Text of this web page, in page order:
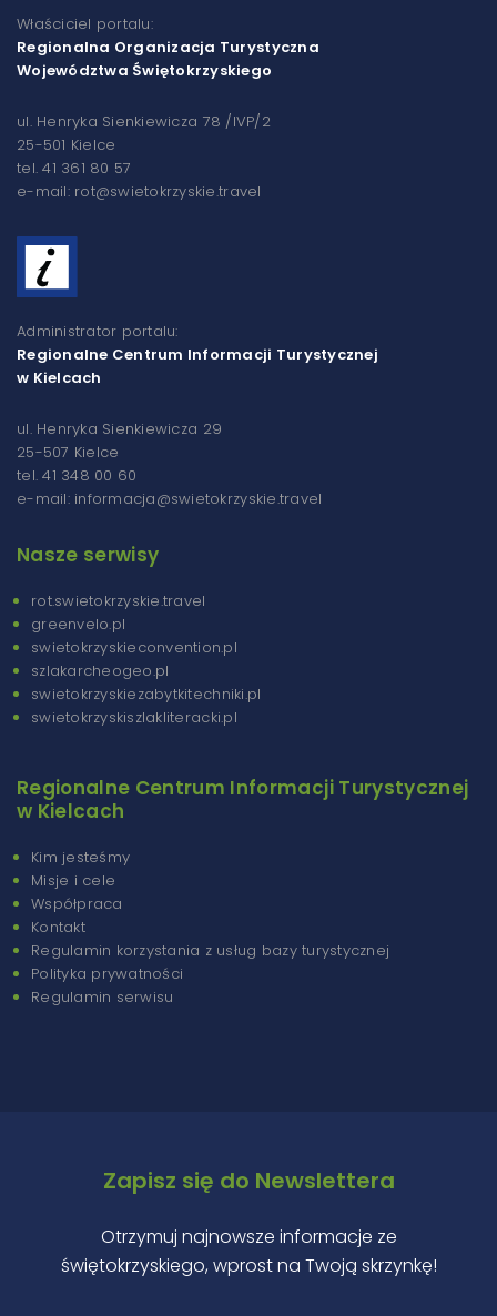
Właściciel portalu:
Regionalna Organizacja Turystyczna
Województwa Świętokrzyskiego
ul. Henryka Sienkiewicza 78 /IVP/2
25-501 Kielce
tel. 41 361 80 57
e-mail: rot@swietokrzyskie.travel
Administrator portalu:
Regionalne Centrum Informacji Turystycznej
w Kielcach
ul. Henryka Sienkiewicza 29
25-507 Kielce
tel. 41 348 00 60
e-mail: informacja@swietokrzyskie.travel
Nasze serwisy
rot.swietokrzyskie.travel
greenvelo.pl
swietokrzyskieconvention.pl
szlakarcheogeo.pl
swietokrzyskiezabytkitechniki.pl
swietokrzyskiszlakliteracki.pl
Regionalne Centrum Informacji Turystycznej
w Kielcach
Kim jesteśmy
Misje i cele
Współpraca
Kontakt
Regulamin korzystania z usług bazy turystycznej
Polityka prywatności
Regulamin serwisu
Zapisz się do Newslettera
Otrzymuj najnowsze informacje ze
świętokrzyskiego, wprost na Twoją skrzynkę!